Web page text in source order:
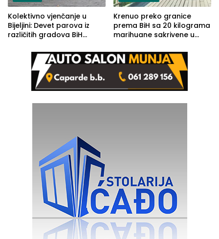
Kolektivno vjenčanje u
Bijeljini: Devet parova iz
različitih gradova BiH
Krenuo preko granice
prema BiH sa 20 kilograma
marihuane sakrivene u